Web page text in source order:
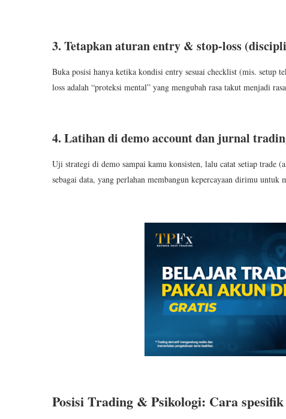
3. Tetapkan aturan entry & stop-loss
Buka posisi hanya ketika kondisi entry sesuai checklist (mis. setup
loss adalah “proteksi mental” yang mengubah rasa takut menjadi
4. Latihan di demo account dan jurnal
Uji strategi di demo sampai kamu konsisten, lalu catat setiap trade
sebagai data, yang perlahan membangun kepercayaan dirimu untuk
Posisi Trading & Psikologi: Cara